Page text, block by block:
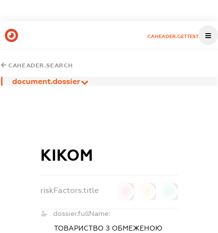
CAHEADER.GETTEST
CAHEADER.SEARCH
document.dossier
КІКОМ
riskFactors.title
dossier.fullName:
ТОВАРИСТВО З ОБМЕЖЕНОЮ